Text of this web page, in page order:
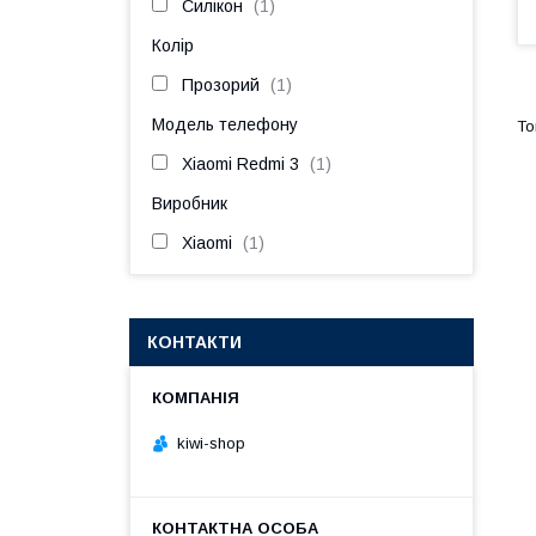
Силікон 1
Колір
Прозорий 1
Модель телефону
Xiaomi Redmi 3 1
Виробник
Xiaomi 1
КОНТАКТИ
kiwi-shop